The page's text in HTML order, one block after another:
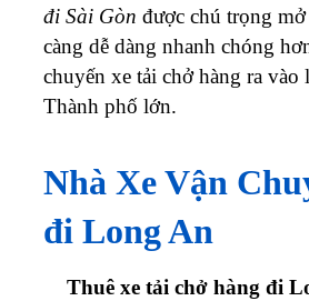
đi Sài Gòn được chú trọng
càng dễ dàng nhanh chóng
chuyến xe tải chở hàng ra vào
Thành phố lớn.
Nhà Xe Vận
đi Long An
Thuê xe tải chở hàng đi